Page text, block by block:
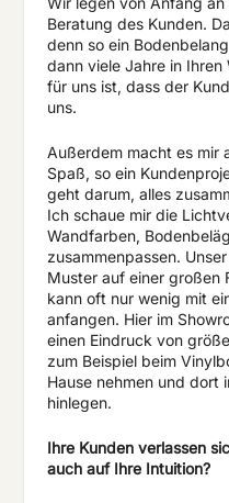
Beratung des Kunden.
denn so ein
dann viele Jahre in
für uns ist, dass der
uns.
Außerdem macht es mir
Spaß, so ein
geht darum, alles
Ich schaue mir die
Wandfarben,
zusammenpassen.
Muster auf einer großen
kann oft nur wenig mit
anfangen. Hier im
einen Eindruck von
zum Beispiel beim
Hause nehmen und dort
hinlegen.
Ihre Kunden verlassen
auch auf Ihre Intuition?